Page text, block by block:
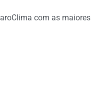
com as maiores